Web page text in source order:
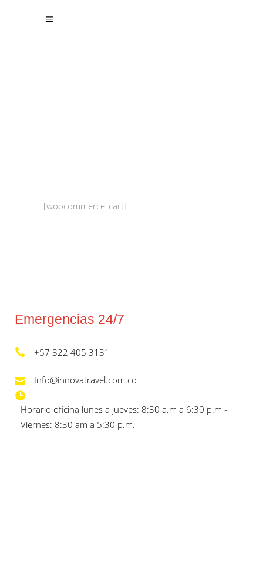
[woocommerce_cart]
Emergencias 24/7
+57 322 405 3131
Info@innovatravel.com.co
Horario oficina lunes a jueves: 8:30 a.m a 6:30 p.m -
Viernes: 8:30 am a 5:30 p.m.